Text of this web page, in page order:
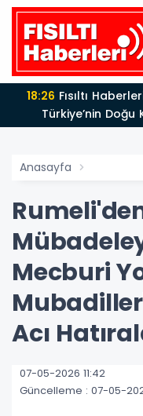
18:26
Türkiye’nin Doğu
Anasayfa
Mecburi
Acı
07-05-2026 11:42
Güncelleme : 07-05-